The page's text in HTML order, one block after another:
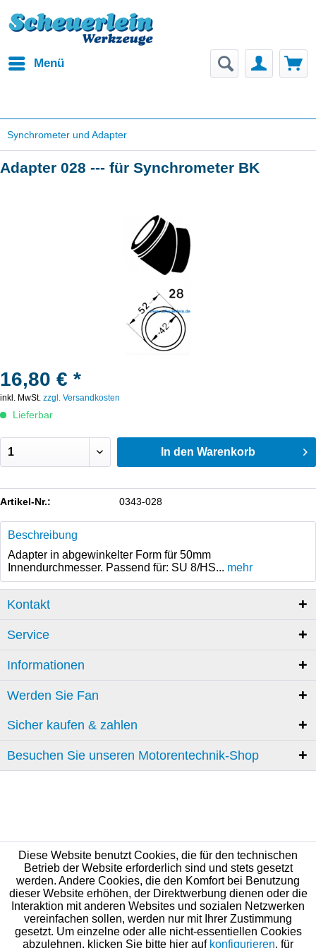
Menü
Synchrometer und Adapter
Adapter 028 --- für Synchrometer BK
16,80 € *
inkl. MwSt. zzgl. Versandkosten
Lieferbar
In den Warenkorb
Artikel-Nr.: 0343-028
Beschreibung
Adapter in abgewinkelter Form für 50mm
Innendurchmesser. Passend für: SU 8/HS... mehr
Kontakt
Service
Informationen
Werden Sie Fan
Sicher kaufen & zahlen
Besuchen Sie unseren Motorentechnik-Shop
Diese Website benutzt Cookies, die für den technischen
Betrieb der Website erforderlich sind und stets gesetzt
werden. Andere Cookies, die den Komfort bei Benutzung
dieser Website erhöhen, der Direktwerbung dienen oder die
Interaktion mit anderen Websites und sozialen Netzwerken
vereinfachen sollen, werden nur mit Ihrer Zustimmung
gesetzt. Um einzelne oder alle nicht-essentiellen Cookies
abzulehnen, klicken Sie bitte hier auf konfigurieren, für